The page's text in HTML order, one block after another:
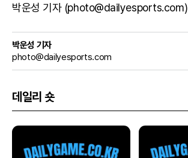
박운성 기자 (photo@dailyesports.com)
박운성 기자
photo@dailyesports.com
데일리 숏